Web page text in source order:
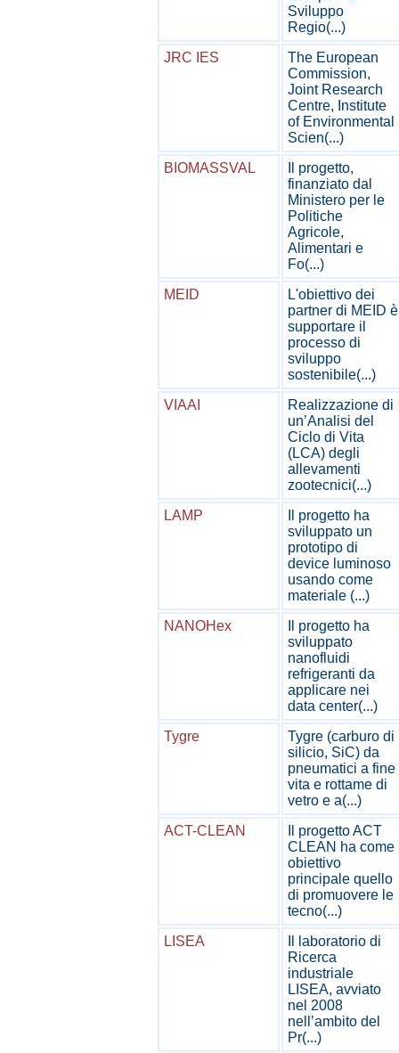
Sviluppo
Regio(...)
JRC IES
The European
Commission,
Joint Research
Centre, Institute
of Environmental
Scien(...)
BIOMASSVAL
Il progetto,
finanziato dal
Ministero per le
Politiche
Agricole,
Alimentari e
Fo(...)
MEID
L'obiettivo dei
partner di MEID è
supportare il
processo di
sviluppo
sostenibile(...)
VIAAI
Realizzazione di
un’Analisi del
Ciclo di Vita
(LCA) degli
allevamenti
zootecnici(...)
LAMP
Il progetto ha
sviluppato un
prototipo di
device luminoso
usando come
materiale (...)
NANOHex
Il progetto ha
sviluppato
nanofluidi
refrigeranti da
applicare nei
data center(...)
Tygre
Tygre (carburo di
silicio, SiC) da
pneumatici a fine
vita e rottame di
vetro e a(...)
ACT-CLEAN
Il progetto ACT
CLEAN ha come
obiettivo
principale quello
di promuovere le
tecno(...)
LISEA
Il laboratorio di
Ricerca
industriale
LISEA, avviato
nel 2008
nell’ambito del
Pr(...)